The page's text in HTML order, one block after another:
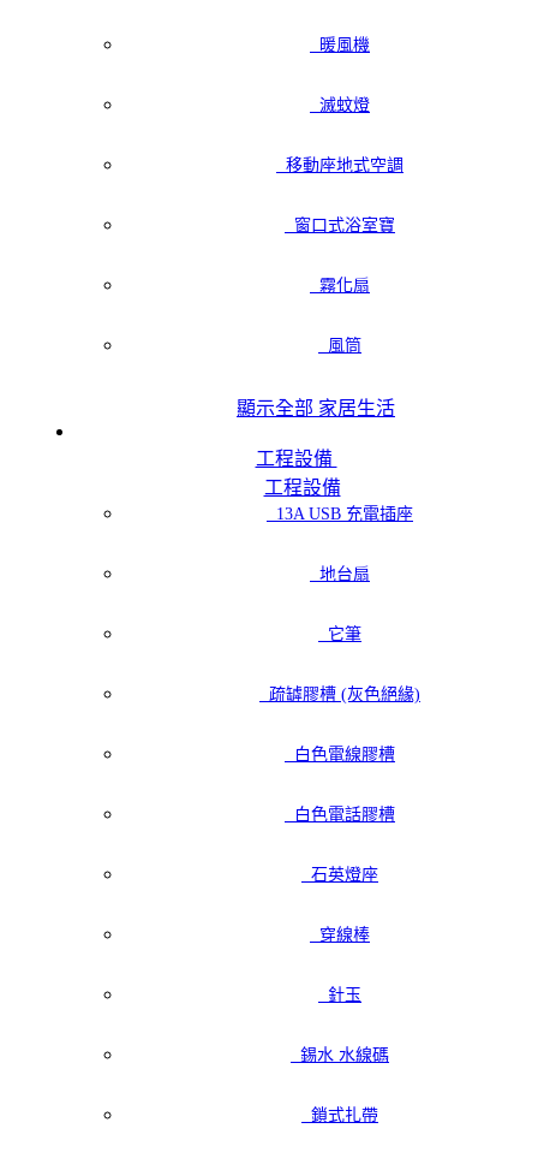
暖風機
滅蚊燈
移動座地式空調
窗口式浴室寶
霧化扇
風筒
顯示全部 家居生活
工程設備
工程設備
13A USB 充電插座
地台扇
它筆
疏罅膠槽 (灰色絕緣)
白色電線膠槽
白色電話膠槽
石英燈座
穿線棒
針玉
錫水 水線碼
鎖式扎帶